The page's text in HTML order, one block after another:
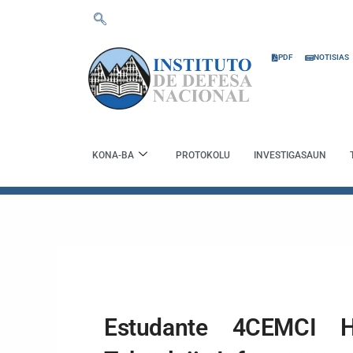
PDF NOTISIAS
KONA-BA PROTOKOLU INVESTIGASAUN
Estudante 4CEMCI